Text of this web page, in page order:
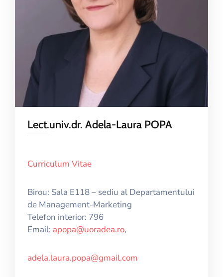
Lect.univ.dr. Adela-Laura POPA
Curriculum Vitae
Birou: Sala E118 – sediu al Departamentului
de Management-Marketing
Telefon interior: 796
Email: apopa@uoradea.ro,
adela.laura.popa@gmail.com